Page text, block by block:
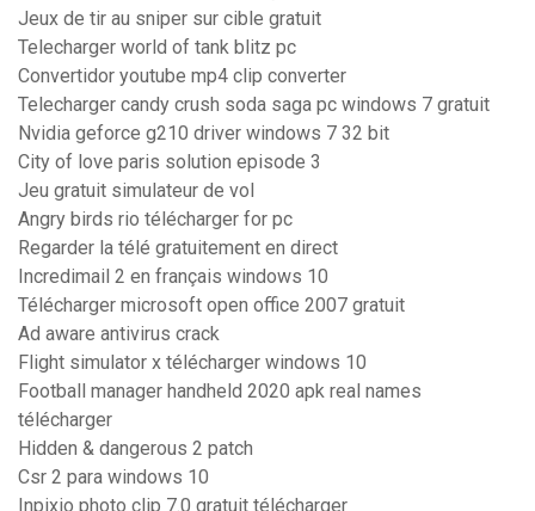
Jeux de tir au sniper sur cible gratuit
Telecharger world of tank blitz pc
Convertidor youtube mp4 clip converter
Telecharger candy crush soda saga pc windows 7 gratuit
Nvidia geforce g210 driver windows 7 32 bit
City of love paris solution episode 3
Jeu gratuit simulateur de vol
Angry birds rio télécharger for pc
Regarder la télé gratuitement en direct
Incredimail 2 en français windows 10
Télécharger microsoft open office 2007 gratuit
Ad aware antivirus crack
Flight simulator x télécharger windows 10
Football manager handheld 2020 apk real names
télécharger
Hidden & dangerous 2 patch
Csr 2 para windows 10
Inpixio photo clip 7.0 gratuit télécharger